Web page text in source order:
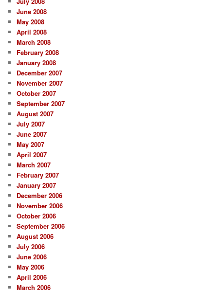
June 2008
May 2008
April 2008
March 2008
February 2008
January 2008
December 2007
November 2007
October 2007
September 2007
August 2007
July 2007
June 2007
May 2007
April 2007
March 2007
February 2007
January 2007
December 2006
November 2006
October 2006
September 2006
August 2006
July 2006
June 2006
May 2006
April 2006
March 2006